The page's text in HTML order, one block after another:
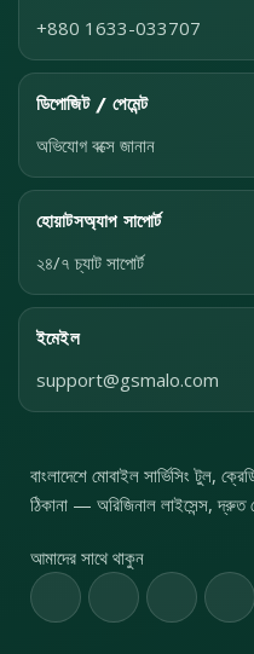
+880 1633-033707
ডিপোজিট / পেমেন্ট
অভিযোগ বক্সে জানান
হোয়াটসঅ্যাপ সাপোর্ট
২৪/৭ চ্যাট সাপোর্ট
ইমেইল
support@gsmalo.com
বাংলাদেশে মোবাইল সার্ভিসিং টুল,
ঠিকানা — অরিজিনাল লাইসেন্স, দ্রুত
আমাদের সাথে থাকুন